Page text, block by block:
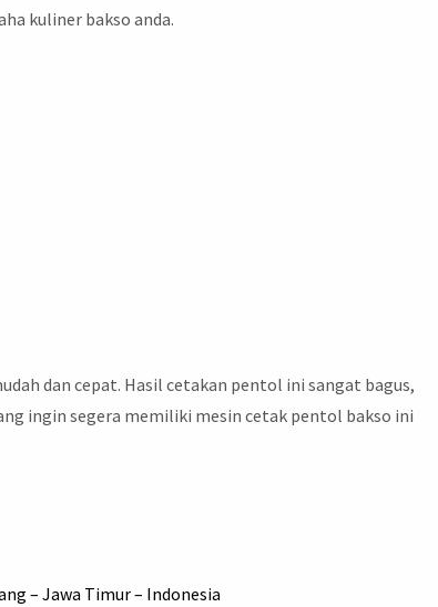
kuliner bakso anda.
dan cepat. Hasil cetakan pentol ini sangat bagus,
ingin segera memiliki mesin cetak pentol bakso ini
– Jawa Timur – Indonesia